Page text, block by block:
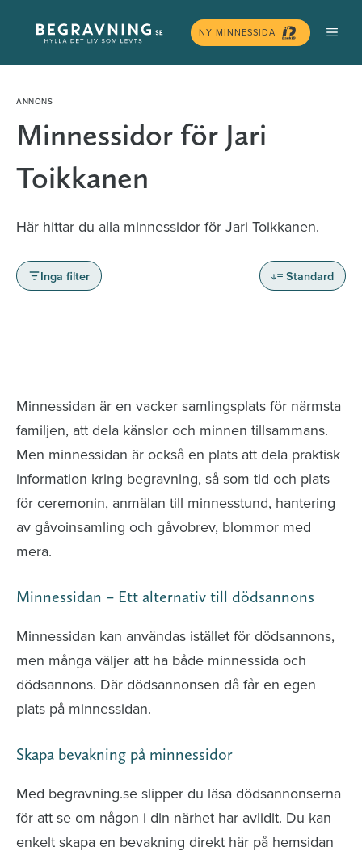
innehåll
NY MINNESSIDA
Minnessidor för Jari
Toikkanen
Här hittar du alla minnessidor för Jari Toikkanen.
Inga filter Standard
Minnessidan är en vacker samlingsplats för närmsta
familjen, att dela känslor och minnen tillsammans.
Men minnessidan är också en plats att dela praktisk
information kring begravning, så som tid och plats
för ceremonin, anmälan till minnesstund, hantering
av gåvoinsamling och gåvobrev, blommor med
mera.
Minnessidan – Ett alternativ till dödsannons
Minnessidan kan användas istället för dödsannons,
men många väljer att ha både minnessida och
dödsannons. Där dödsannonsen då får en egen
plats på minnessidan.
Skapa bevakning på minnessidor
Med begravning.se slipper du läsa dödsannonserna
för att se om någon i din närhet har avlidit. Du kan
enkelt skapa en bevakning direkt här på hemsidan